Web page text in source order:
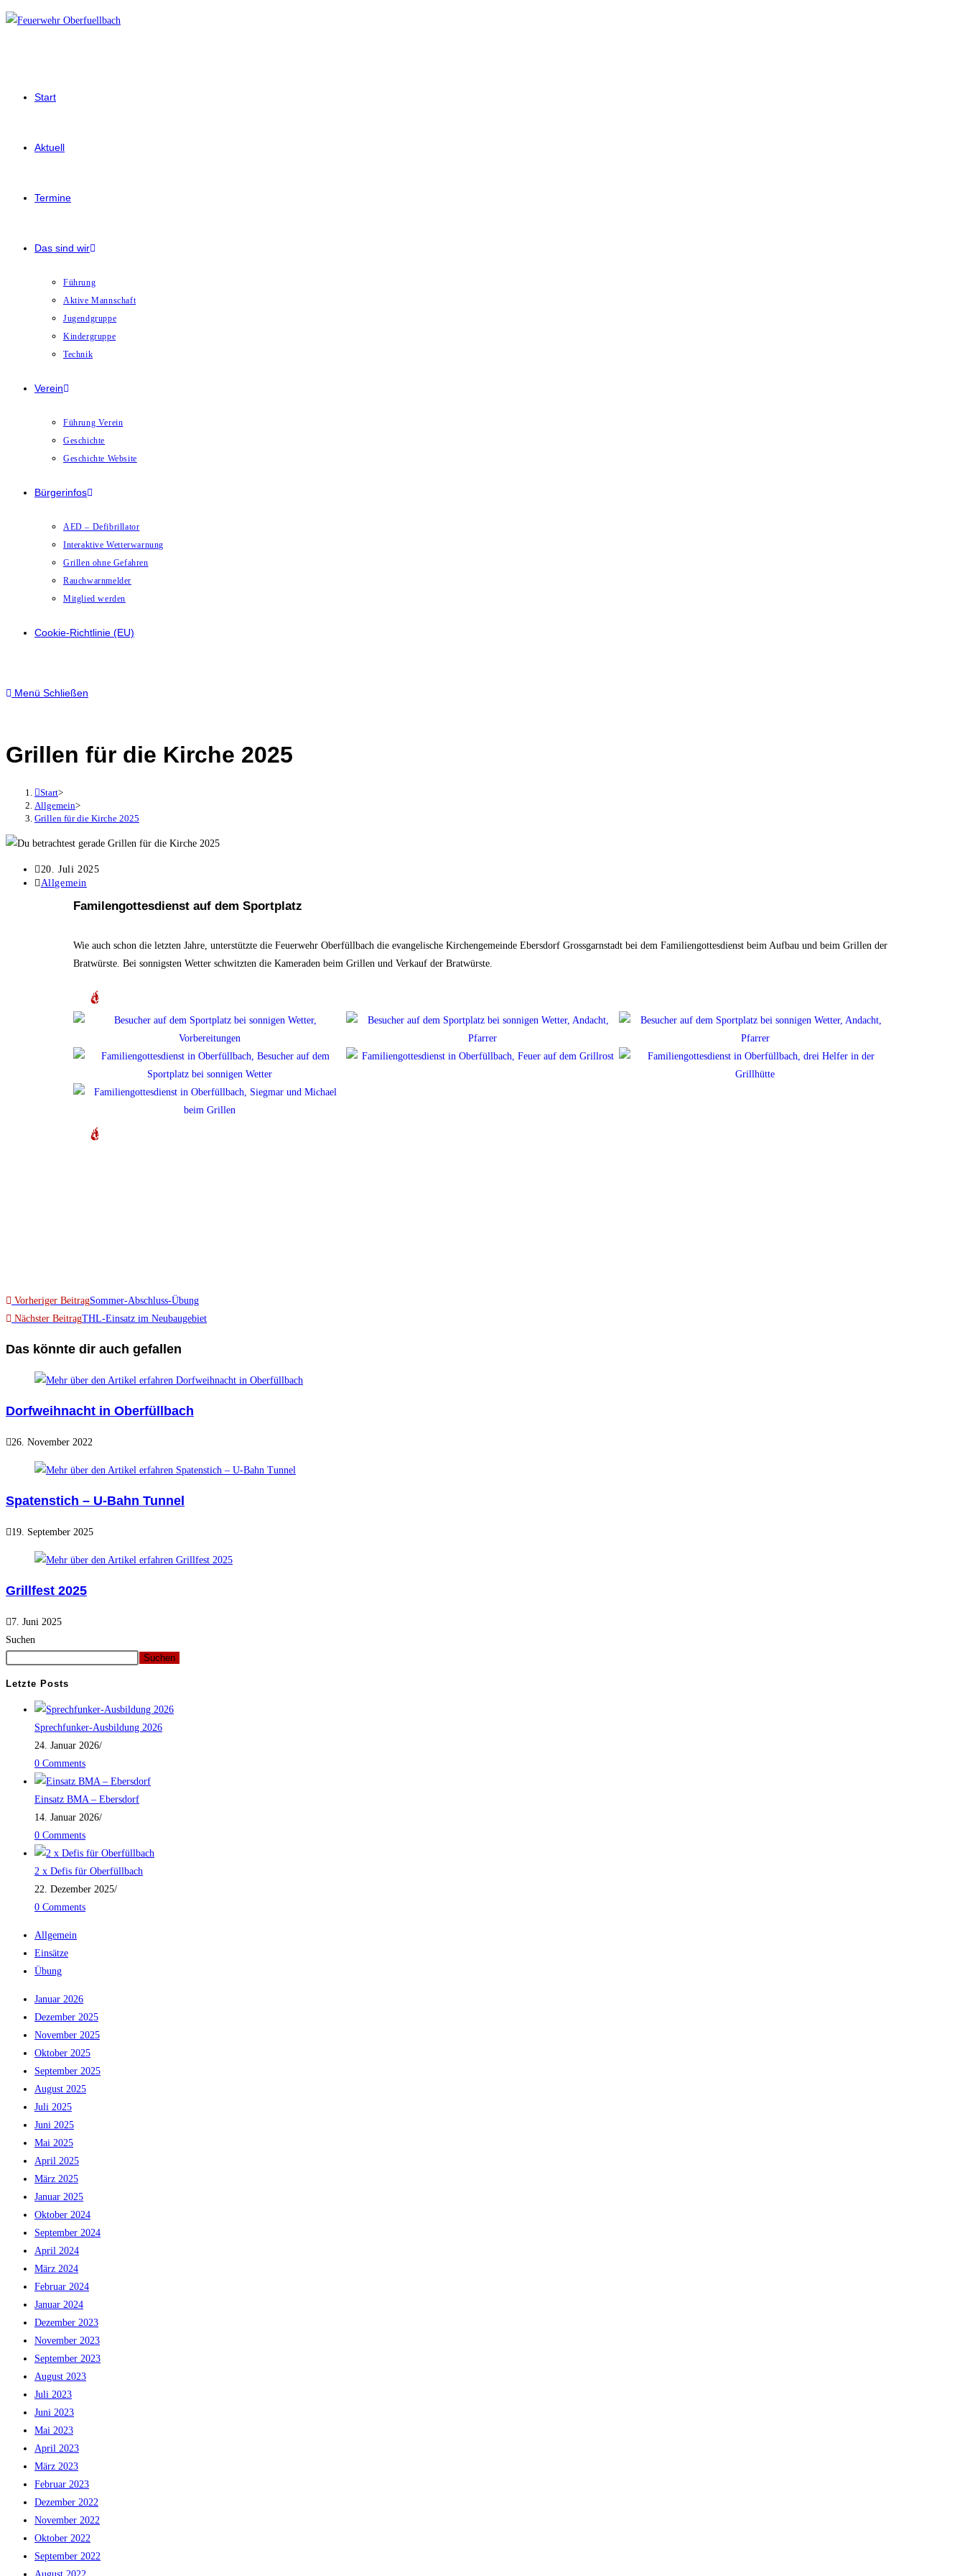
Start
Aktuell
Termine
Das sind wir
Führung
Aktive Mannschaft
Jugendgruppe
Kindergruppe
Technik
Verein
Führung Verein
Geschichte
Geschichte Website
Bürgerinfos
AED – Defibrillator
Interaktive Wetterwarnung
Grillen ohne Gefahren
Rauchwarnmelder
Mitglied werden
Cookie-Richtlinie (EU)
Menü Schließen
Grillen für die Kirche 2025
Start>
Allgemein>
Grillen für die Kirche 2025
20. Juli 2025
Allgemein
Familengottesdienst auf dem Sportplatz
Wie auch schon die letzten Jahre, unterstützte die Feuerwehr Oberfüllbach die evangelische Kirchengemeinde Ebersdorf Grossgarnstadt bei dem Familiengottesdienst beim Aufbau und beim Grillen der
Bratwürste. Bei sonnigsten Wetter schwitzten die Kameraden beim Grillen und Verkauf der Bratwürste.
Vorheriger BeitragSommer-Abschluss-Übung
Nächster BeitragTHL-Einsatz im Neubaugebiet
Das könnte dir auch gefallen
Dorfweihnacht in Oberfüllbach
26. November 2022
Spatenstich – U-Bahn Tunnel
19. September 2025
Grillfest 2025
7. Juni 2025
Suchen
Suchen
Letzte Posts
Sprechfunker-Ausbildung 2026
24. Januar 2026/
0 Comments
Einsatz BMA – Ebersdorf
14. Januar 2026/
0 Comments
2 x Defis für Oberfüllbach
22. Dezember 2025/
0 Comments
Allgemein
Einsätze
Übung
Januar 2026
Dezember 2025
November 2025
Oktober 2025
September 2025
August 2025
Juli 2025
Juni 2025
Mai 2025
April 2025
März 2025
Januar 2025
Oktober 2024
September 2024
April 2024
März 2024
Februar 2024
Januar 2024
Dezember 2023
November 2023
September 2023
August 2023
Juli 2023
Juni 2023
Mai 2023
April 2023
März 2023
Februar 2023
Dezember 2022
November 2022
Oktober 2022
September 2022